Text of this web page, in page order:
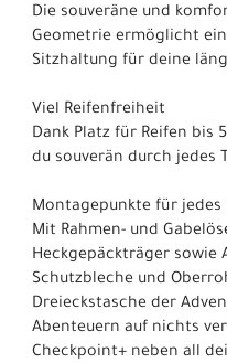
Die souveräne und
Geometrie ermöglicht
Sitzhaltung für deine
Viel Reifenfreiheit
Dank Platz für Reifen bis
du souverän durch jedes
Montagepunkte für jedes
Mit Rahmen- und
Heckgepäckträger sowie
Schutzbleche und
Dreieckstasche der
Abenteuern auf nichts
Checkpoint+ neben all